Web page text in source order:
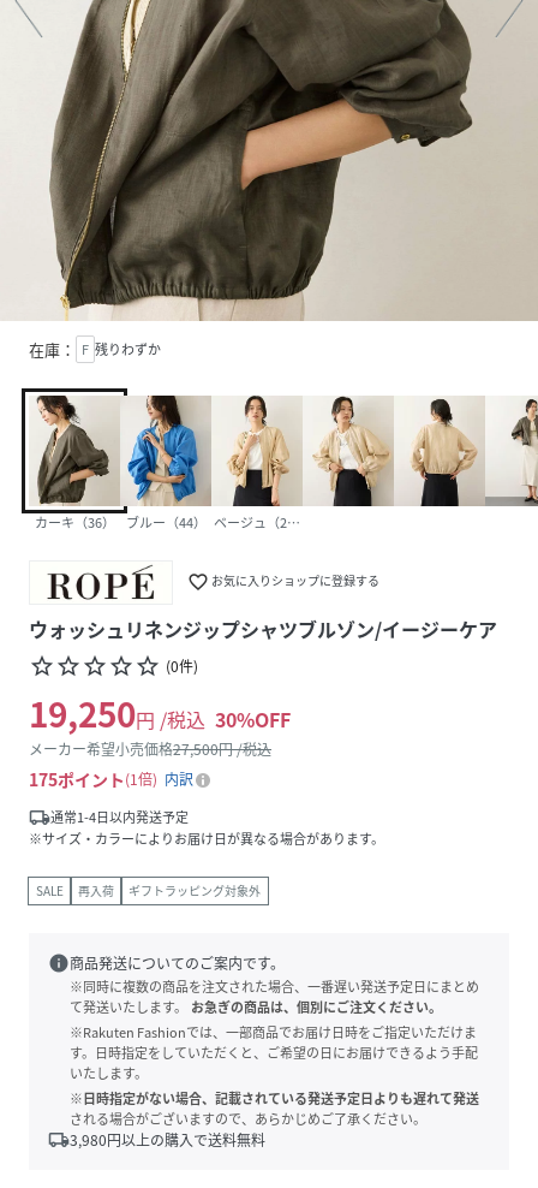
在庫： F 残りわずか
カーキ（36） ブルー（44） ベージュ（27）
favorite_border お気に入りショップに登録する
ウォッシュリネンジップシャツブルゾン/イージーケア
star_borderstar_borderstar_borderstar_borderstar_border (0件)
19,250円 /税込 30%OFF
メーカー希望小売価格27,500円 /税込
175ポイント 1倍
内訳
local_shipping通常1-4日以内発送予定
※サイズ・カラーによりお届け日が異なる場合があります。
SALE 再入荷 ギフトラッピング対象外
info商品発送についてのご案内です。
※同時に複数の商品を注文された場合、一番遅い発送予定日にまとめ
て発送いたします。
お急ぎの商品は、個別にご注文ください。
※Rakuten Fashionでは、一部商品でお届け日時をご指定いただけま
す。日時指定をしていただくと、ご希望の日にお届けできるよう手配
いたします。
※日時指定がない場合、記載されている発送予定日よりも遅れて発送
される場合がございますので、あらかじめご了承ください。
local_shipping3,980円以上の購入で送料無料